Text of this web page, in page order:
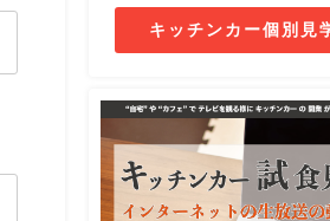
キッチンカー個別見